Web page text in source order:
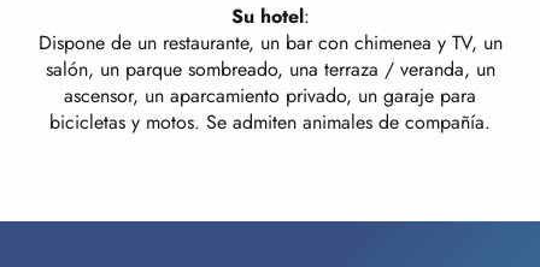
Su hotel:
Dispone de un restaurante, un bar con chimenea y TV, un
salón, un parque sombreado, una terraza / veranda, un
ascensor, un aparcamiento privado, un garaje para
bicicletas y motos. Se admiten animales de compañía.